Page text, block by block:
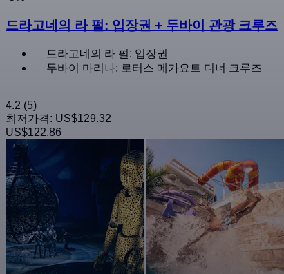
드라고네의 라 펄: 입장권 + 두바이 관광 크루즈
드라고네의 라 펄: 입장권
두바이 마리나: 로터스 메가요트 디너 크루즈
4.2 (5)
최저가격: US$129.32
US$122.86